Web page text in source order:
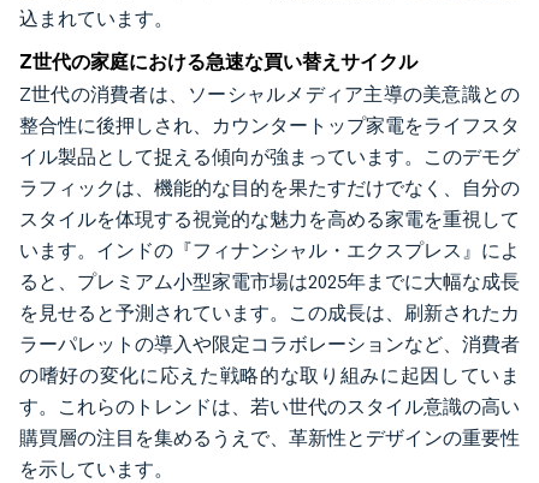
込まれています。
Z世代の家庭における急速な買い替えサイクル
Z世代の消費者は、ソーシャルメディア主導の美意識との
整合性に後押しされ、カウンタートップ家電をライフスタ
イル製品として捉える傾向が強まっています。このデモグ
ラフィックは、機能的な目的を果たすだけでなく、自分の
スタイルを体現する視覚的な魅力を高める家電を重視して
います。インドの『フィナンシャル・エクスプレス』によ
ると、プレミアム小型家電市場は2025年までに大幅な成長
を見せると予測されています。この成長は、刷新されたカ
ラーパレットの導入や限定コラボレーションなど、消費者
の嗜好の変化に応えた戦略的な取り組みに起因していま
す。これらのトレンドは、若い世代のスタイル意識の高い
購買層の注目を集めるうえで、革新性とデザインの重要性
を示しています。